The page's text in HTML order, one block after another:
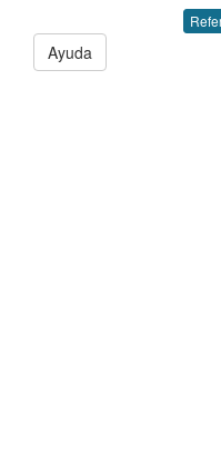
Ayuda